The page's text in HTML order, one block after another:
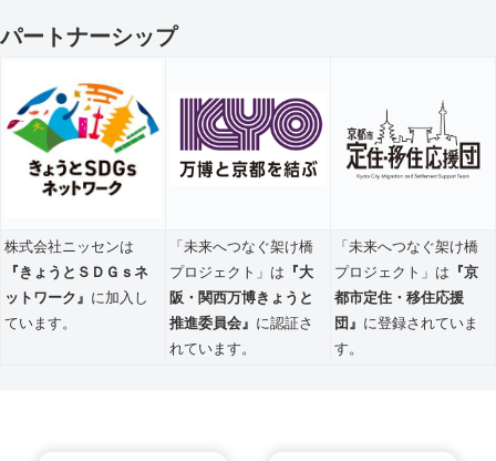
パートナーシップ
株式会社ニッセンは
『きょうとＳＤＧｓネ
ットワーク』 に加入し
ています。
「未来へつなぐ架け橋
プロジェクト」は 『大
阪・関西万博きょうと
推進委員会』 に認証さ
れています。
「未来へつなぐ架け橋
プロジェクト」は 『京
都市定住・移住応援
団』 に登録されていま
す。